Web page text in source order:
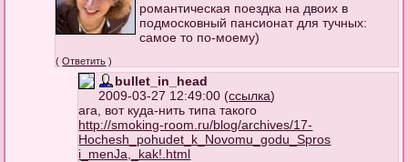
романтическая поездка на двоих в
подмосковный пансионат для тучных:
самое то по-моему)
(Ответить )
bullet_in_head
2009-03-27 12:49:00 (ссылка)
ага, вот куда-нить типа такого
http://smoking-room.ru/blog/archives/17-
Hochesh_pohudet_k_Novomu_godu_Spros
i_menJa,_kak!.html